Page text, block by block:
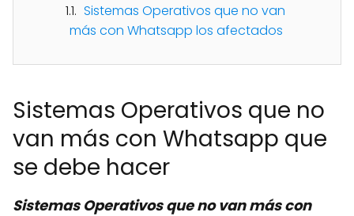
Sistemas Operativos que no van
más con Whatsapp los afectados
Sistemas Operativos que no
van más con Whatsapp que
se debe hacer
Sistemas Operativos que no van más con